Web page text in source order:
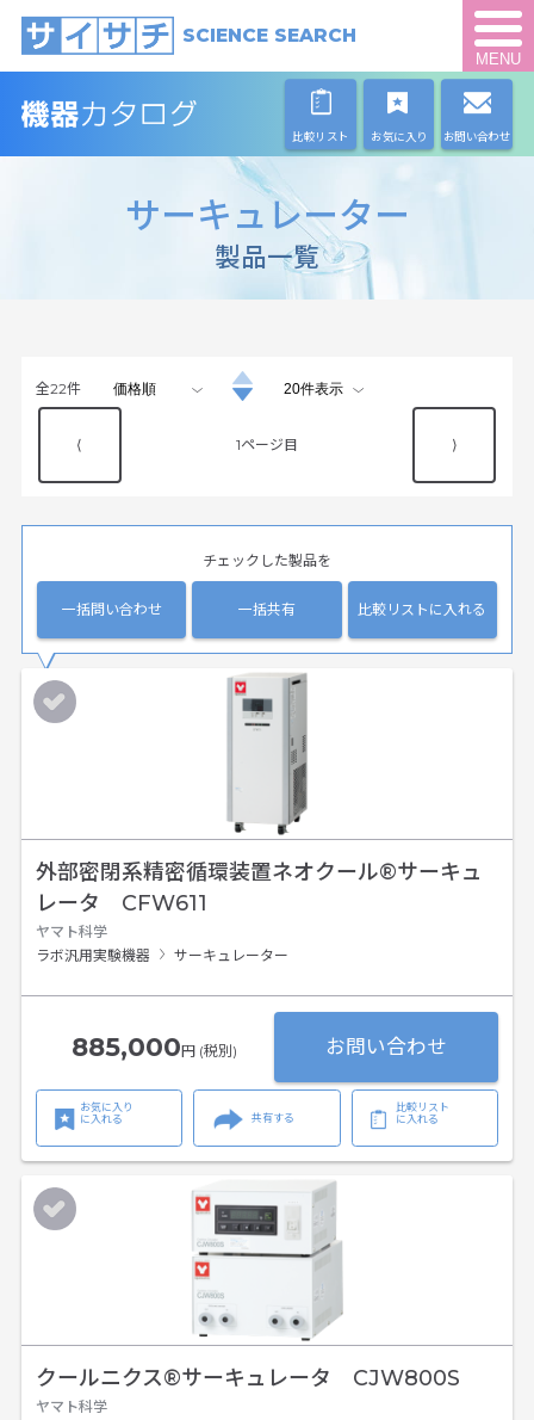
SCIENCE SEARCH
MENU
比較リスト お気に入り お問い合わせ
サーキュレーター
製品一覧
全22件
⟨ 1 ⟩
チェックした製品を
一括問い合わせ 一括共有 比較リストに入れる
外部密閉系精密循環装置ネオクール®サーキュ
レータ CFW611
ヤマト科学
ラボ汎用実験機器
サーキュレーター
885,000円 (税別) お問い合わせ
お気に入り
に入れる
共有する
比較リスト
に入れる
クールニクス®サーキュレータ CJW800S
ヤマト科学